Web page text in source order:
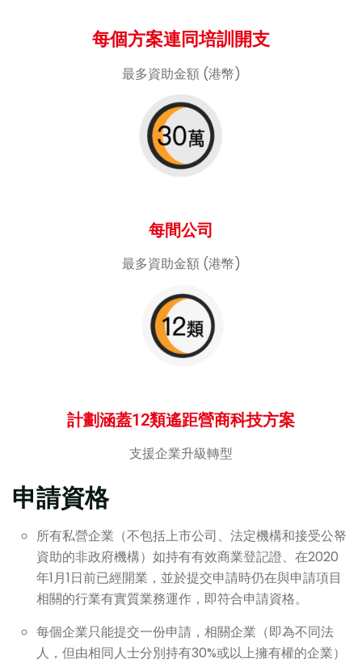
每個方案連同培訓開支
最多資助金額 (港幣)
每間公司
最多資助金額 (港幣)
計劃涵蓋12類遙距營商科技方案
支援企業升級轉型
申請資格
所有私營企業（不包括上市公司、法定機構和接受公帑
資助的非政府機構）如持有有效商業登記證、在2020
年1月1日前已經開業，並於提交申請時仍在與申請項目
相關的行業有實質業務運作，即符合申請資格。
每個企業只能提交一份申請，相關企業（即為不同法
人，但由相同人士分別持有30%或以上擁有權的企業）